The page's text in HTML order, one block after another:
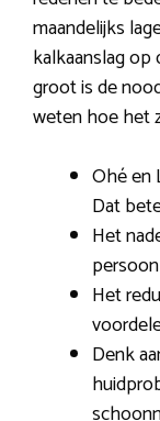
maandelijks
kalkaanslag
groot is de
weten hoe het
Ohé en
Dat
Het
Het
Denk